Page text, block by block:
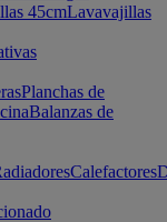
45cmLavavajillas
Planchas de
Balanzas de
Calefactores